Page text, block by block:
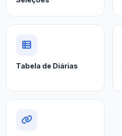
Tabela de Diárias